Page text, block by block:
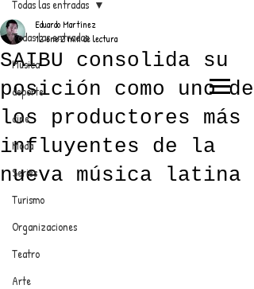
ANUNCIATE CON NOSOTROS
PARA MÁS INFORMACIÓN:
EL TRENDY TOP
CON EDDY MARTINEZ
Todas las entradas
Música
deporte
cine
Moda
Series
Turismo
Organizaciones
Teatro
Arte
Todas las entradas
SAIBU consolida su
posición como uno de
los productores más
influyentes de la
nueva música latina
Eduardo Martínez
12 ene2 min de lectura